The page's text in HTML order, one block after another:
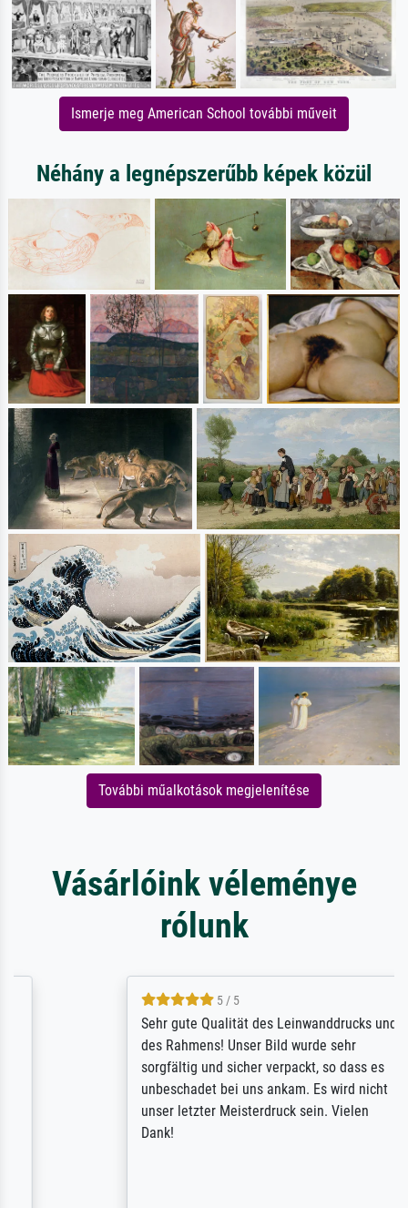
Ismerje meg American School további műveit
Néhány a legnépszerűbb képek közül
További műalkotások megjelenítése
Vásárlóink véleménye
rólunk
5 / 5
Sehr gute Qualität des Leinwanddrucks und
des Rahmens! Unser Bild wurde sehr
sorgfältig und sicher verpackt, so dass es
unbeschadet bei uns ankam. Es wird nicht
unser letzter Meisterdruck sein. Vielen